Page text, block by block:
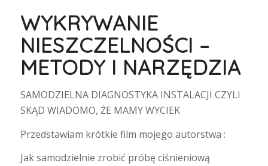
WYKRYWANIE
NIESZCZELNOŚCI –
METODY I NARZĘDZIA
SAMODZIELNA DIAGNOSTYKA INSTALACJI CZYLI
SKĄD WIADOMO, ŻE MAMY WYCIEK
Przedstawiam krótkie film mojego autorstwa :
Jak samodzielnie zrobić próbę ciśnieniową